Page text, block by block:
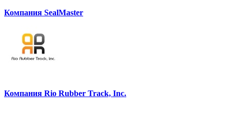
Компания SealMaster
Компания Rio Rubber Track, Inc.